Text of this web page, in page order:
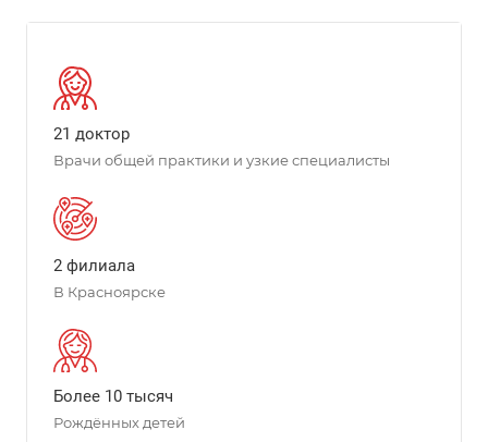
21 доктор
Врачи общей практики и узкие специалисты
2 филиала
В Красноярске
Более 10 тысяч
Рождённых детей